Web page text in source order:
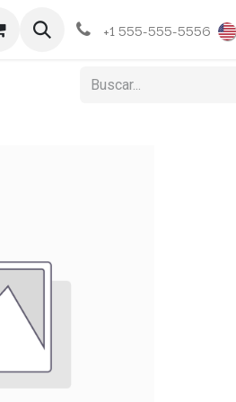
Blog +1 555-555-5556